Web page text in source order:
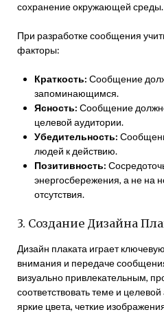
сохранение окружающей среды.
При разработке сообщения
факторы:
Краткость: Сообщение
запоминающимся.
Ясность: Сообщение
целевой аудитории.
Убедительность:
людей к действию.
Позитивность:
энергосбережения, а не на
отсутствия.
3. Создание Дизайна
Дизайн плаката играет
внимания и передаче
визуально привлекательным,
соответствовать теме и
яркие цвета, четкие